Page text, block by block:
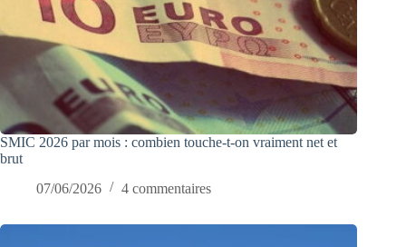
SMIC 2026 par mois : combien touche-t-on vraiment net et
brut
07/06/2026
4 commentaires